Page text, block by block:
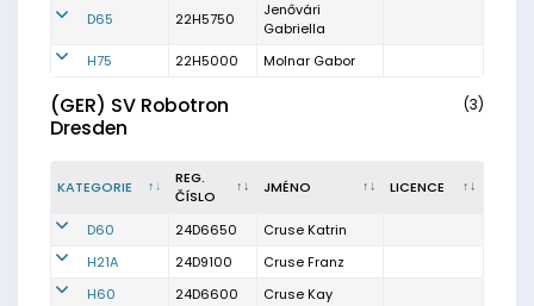
D65 22H5750
Jenővári
Gabriella
H75
22H5000 Molnar Gabor
(GER) SV Robotron
Dresden
(3)
KATEGORIE
REG.
ČÍSLO
JMÉNO LICENCE
D60 24D6650
Cruse Katrin
H21A
24D9100
Cruse Franz
H60
24D6600 Cruse Kay